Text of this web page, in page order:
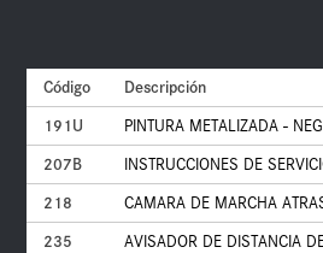
Código
Descripción
191U
PINTURA METALIZADA -
207B
INSTRUCCIONES DE
218
CAMARA DE MARCHA
235
AVISADOR DE DISTANCIA